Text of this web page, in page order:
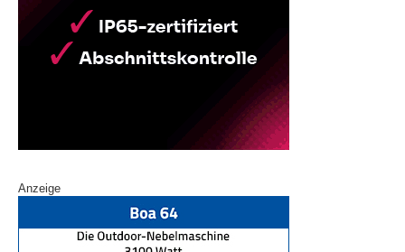
Anzeige